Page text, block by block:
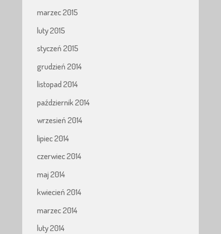
marzec 2015
luty 2015
styczeń 2015
grudzień 2014
listopad 2014
październik 2014
wrzesień 2014
lipiec 2014
czerwiec 2014
maj 2014
kwiecień 2014
marzec 2014
luty 2014